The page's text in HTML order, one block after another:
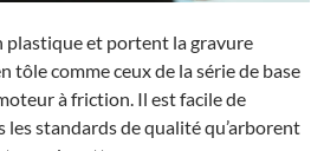
plastique et portent la gravure
tôle comme ceux de la série de base
à friction. Il est facile de
les standards de qualité qu’arborent